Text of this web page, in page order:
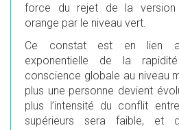
force du rejet de la version
orange par le niveau vert.
Ce constat est en lien
exponentielle de la
conscience globale au niveau
plus une personne devient
plus l’intensité du conflit
supérieurs sera faible, et